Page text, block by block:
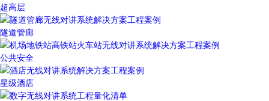
超高层
隧道管廊
公共安全
星级酒店